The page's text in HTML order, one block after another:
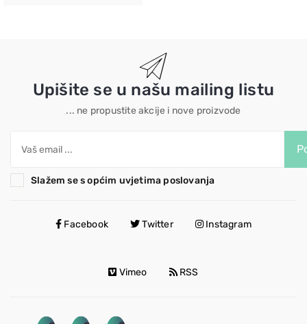
Upišite se u našu mailing listu
... ne propustite akcije i nove proizvode
Slažem se s općim uvjetima poslovanja
Facebook Twitter Instagram
Vimeo RSS